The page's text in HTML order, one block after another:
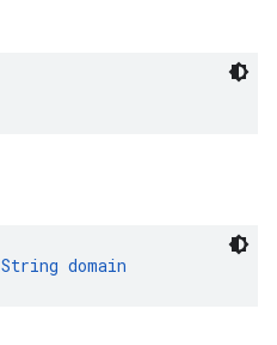
String domain